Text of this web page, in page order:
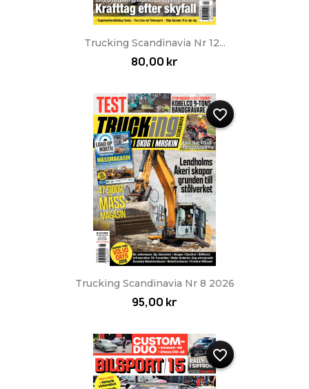
Trucking Scandinavia Nr 12...
80,00 kr
Trucking Scandinavia Nr 8 2026
95,00 kr
favorite_border
favorite_border